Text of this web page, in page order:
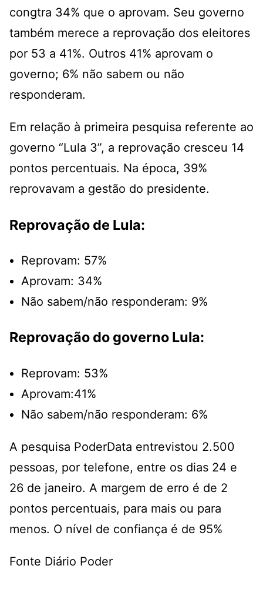
congtra 34% que o aprovam. Seu governo
também merece a reprovação dos eleitores
por 53 a 41%. Outros 41% aprovam o
governo; 6% não sabem ou não
responderam.
Em relação à primeira pesquisa referente ao
governo “Lula 3”, a reprovação cresceu 14
pontos percentuais. Na época, 39%
reprovavam a gestão do presidente.
Reprovação de Lula:
Reprovam: 57%
Aprovam: 34%
Não sabem/não responderam: 9%
Reprovação do governo Lula:
Reprovam: 53%
Aprovam:41%
Não sabem/não responderam: 6%
A pesquisa PoderData entrevistou 2.500
pessoas, por telefone, entre os dias 24 e
26 de janeiro. A margem de erro é de 2
pontos percentuais, para mais ou para
menos. O nível de confiança é de 95%
Fonte Diário Poder